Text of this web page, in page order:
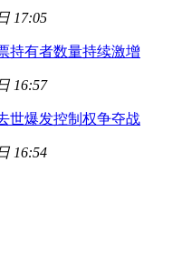
17:05
持有者数量持续激增
16:57
世爆发控制权争夺战
16:54